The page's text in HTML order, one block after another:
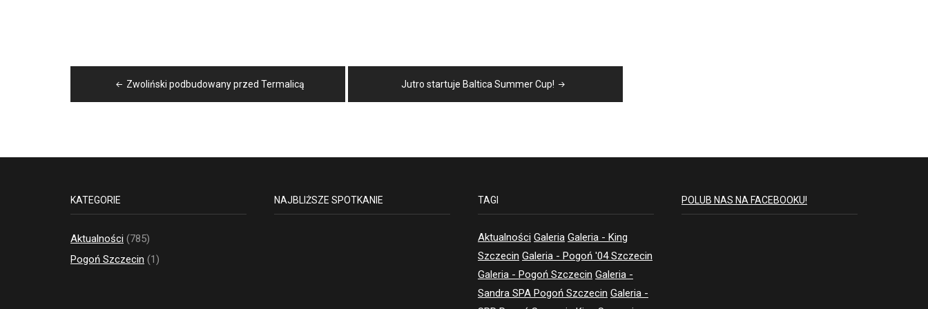
Nawigacja
wpisu
Zwoliński podbudowany przed Termalicą Jutro startuje Baltica Summer Cup!
KATEGORIE
Aktualności (785)
Pogoń Szczecin (1)
NAJBLIŻSZE SPOTKANIE TAGI
Aktualności Galeria Galeria - King
Szczecin Galeria - Pogoń '04 Szczecin
Galeria - Pogoń Szczecin Galeria -
Sandra SPA Pogoń Szczecin Galeria -
POLUB NAS NA FACEBOOKU!